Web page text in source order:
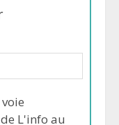
L'info au